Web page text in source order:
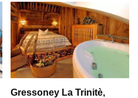
Gressoney La Trinitè,